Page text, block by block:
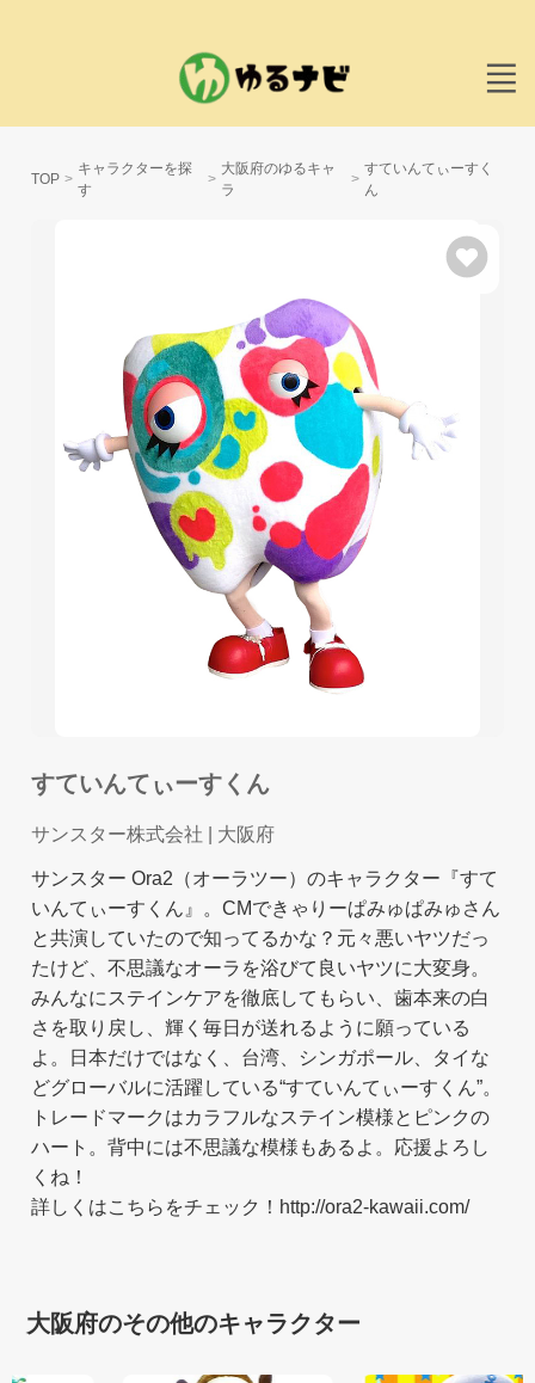
TOP
キャラクターを探
す
大阪府のゆるキャ
ラ
すていんてぃーすく
ん
すていんてぃーすくん
サンスター株式会社 | 大阪府
サンスター Ora2（オーラツー）のキャラクター『すて
いんてぃーすくん』。CMできゃりーぱみゅぱみゅさん
と共演していたので知ってるかな？元々悪いヤツだっ
たけど、不思議なオーラを浴びて良いヤツに大変身。
みんなにステインケアを徹底してもらい、歯本来の白
さを取り戻し、輝く毎日が送れるように願っている
よ。日本だけではなく、台湾、シンガポール、タイな
どグローバルに活躍している“すていんてぃーすくん”。
トレードマークはカラフルなステイン模様とピンクの
ハート。背中には不思議な模様もあるよ。応援よろし
くね！
詳しくはこちらをチェック！http://ora2-kawaii.com/
大阪府のその他のキャラクター